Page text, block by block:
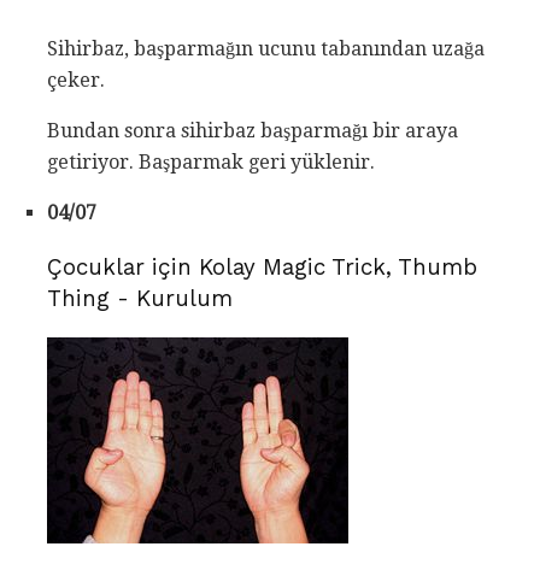
Sihirbaz, başparmağın ucunu tabanından uzağa
çeker.
Bundan sonra sihirbaz başparmağı bir araya
getiriyor. Başparmak geri yüklenir.
04/07
Çocuklar için Kolay Magic Trick, Thumb
Thing - Kurulum